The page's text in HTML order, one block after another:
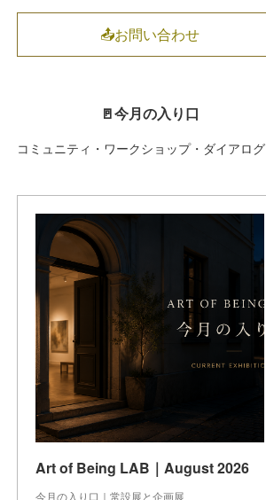
📤お問い合わせ
🚪今月の入り口
コミュニティ・ワークショップ・ダイアログ
Art of Being LAB｜August 2026
今月の入り口｜常設展と企画展